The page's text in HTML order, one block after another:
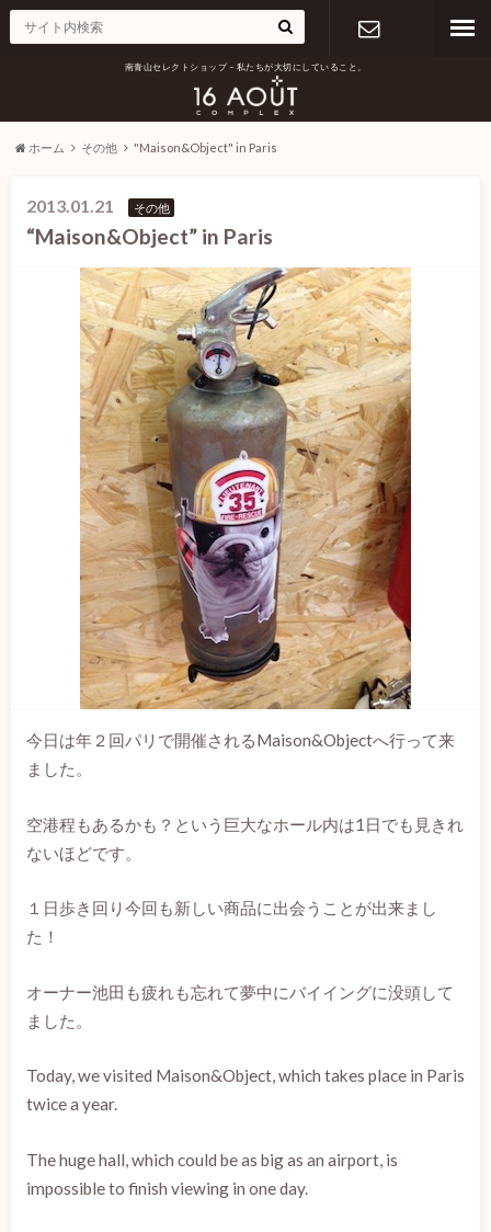
南青山セレクトショップ – 私たちが大切にしていること。
ホーム その他 "Maison&Object" in Paris
2013.01.21 その他
“Maison&Object” in Paris
今日は年２回パリで開催されるMaison&Objectへ行って来
ました。
空港程もあるかも？という巨大なホール内は1日でも見きれ
ないほどです。
１日歩き回り今回も新しい商品に出会うことが出来まし
た！
オーナー池田も疲れも忘れて夢中にバイイングに没頭して
ました。
Today, we visited Maison&Object, which takes place in Paris
twice a year.
The huge hall, which could be as big as an airport, is
impossible to finish viewing in one day.